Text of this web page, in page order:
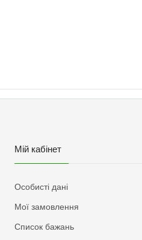
Мій кабінет
Особисті дані
Мої замовлення
Список бажань